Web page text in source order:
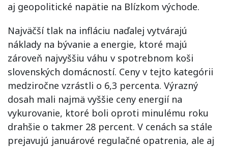
aj geopolitické napätie na Blízkom východe.
Najväčší tlak na infláciu naďalej vytvárajú
náklady na bývanie a energie, ktoré majú
zároveň najvyššiu váhu v spotrebnom koši
slovenských domácností. Ceny v tejto kategórii
medziročne vzrástli o 6,3 percenta. Výrazný
dosah mali najmä vyššie ceny energií na
vykurovanie, ktoré boli oproti minulému roku
drahšie o takmer 28 percent. V cenách sa stále
prejavujú januárové regulačné opatrenia, ale aj